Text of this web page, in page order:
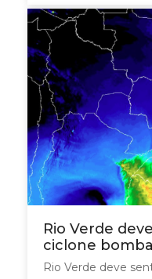
Rio Verde
ciclone
Rio Verde deve